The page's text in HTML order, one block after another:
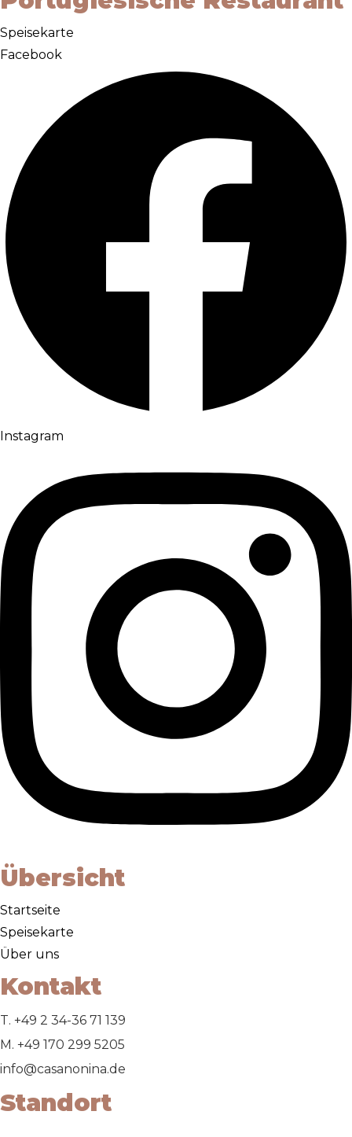
Speisekarte
Facebook
Instagram
Übersicht
Startseite
Speisekarte
Über uns
Kontakt
T. +49 2 34-36 71 139
M. ‭+49 170 299 5205‬
info@casanonina.de
Standort